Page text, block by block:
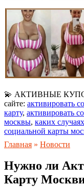
💫 АКТИВНЫЕ
сайте: активировать
карту, активировать
москвы, каких случаях
социальной карты
Главная » Новости
Нужно ли
Карту